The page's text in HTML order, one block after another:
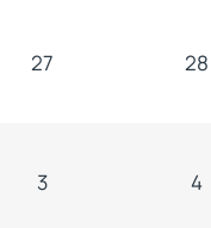
27 28
3 4